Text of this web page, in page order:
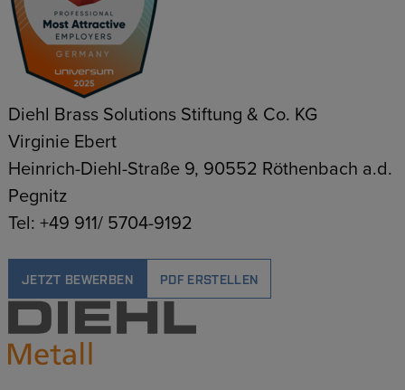
Diehl Brass Solutions Stiftung & Co. KG
Virginie Ebert
Heinrich-Diehl-Straße 9, 90552 Röthenbach a.d.
Pegnitz
Tel: +49 911/ 5704-9192
JETZT BEWERBEN PDF ERSTELLEN